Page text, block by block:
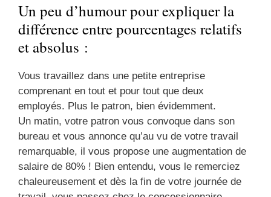
Un peu d’humour pour expliquer la
différence entre pourcentages relatifs
et absolus :
Vous travaillez dans une petite entreprise
comprenant en tout et pour tout que deux
employés. Plus le patron, bien évidemment.
Un matin, votre patron vous convoque dans son
bureau et vous annonce qu’au vu de votre travail
remarquable, il vous propose une augmentation de
salaire de 80% ! Bien entendu, vous le remerciez
chaleureusement et dès la fin de votre journée de